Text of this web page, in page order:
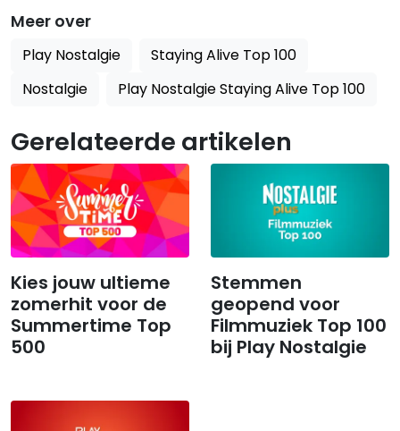
Meer over
Play Nostalgie
Staying Alive Top 100
Nostalgie
Play Nostalgie Staying Alive Top 100
Gerelateerde artikelen
Kies jouw ultieme
zomerhit voor de
Summertime Top
500
Stemmen
geopend voor
Filmmuziek Top 100
bij Play Nostalgie